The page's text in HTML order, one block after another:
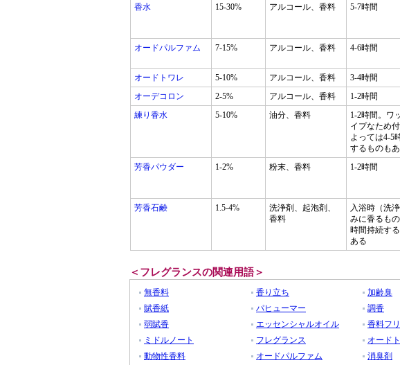
香水
15-30% アルコール、香料 5-7時間
オードパルファム
7-15% アルコール、香料 4-6時間
オードトワレ
5-10% アルコール、香料 3-4時間
オーデコロン
2-5% アルコール、香料 1-2時間
練り香水
5-10% 油分、香料
1-2時間。ワ
イプなため
よっては4-5
するものも
芳香パウダー 1-2% 粉末、香料 1-2時間
芳香石鹸
1.5-4%
洗浄剤、起泡剤、
香料
入浴時（洗
みに香るも
時間持続す
ある
＜フレグランスの関連用語＞
無香料 香り立ち 加齢臭
賦香紙
パヒューマー 調香
弱賦香
エッセンシャルオイル 香料フ
ミドルノート
フレグランス オード
動物性香料
オードパルファム 消臭剤